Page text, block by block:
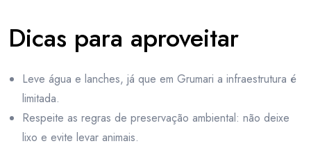
Dicas para aproveitar
Leve água e lanches, já que em Grumari a infraestrutura é
limitada.
Respeite as regras de preservação ambiental: não deixe
lixo e evite levar animais.